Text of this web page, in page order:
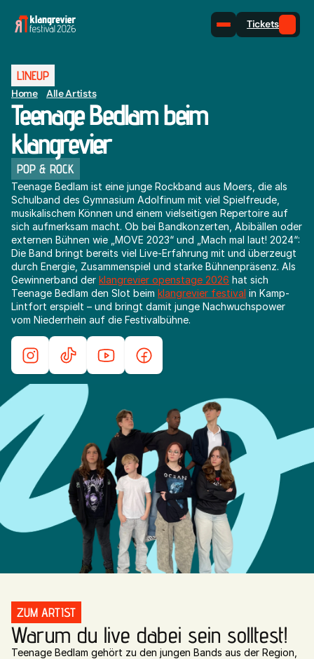
Tickets
LINEUP
Home Alle Artists
Teenage Bedlam beim
klangrevier
POP & ROCK
Teenage Bedlam ist eine junge Rockband aus Moers, die als
Schulband des Gymnasium Adolfinum mit viel Spielfreude,
musikalischem Können und einem vielseitigen Repertoire auf
sich aufmerksam macht. Ob bei Bandkonzerten, Abibällen oder
externen Bühnen wie „MOVE 2023“ und „Mach mal laut! 2024“:
Die Band bringt bereits viel Live-Erfahrung mit und überzeugt
durch Energie, Zusammenspiel und starke Bühnenpräsenz. Als
Gewinnerband der klangrevier openstage 2026 hat sich
Teenage Bedlam den Slot beim klangrevier festival in Kamp-
Lintfort erspielt – und bringt damit junge Nachwuchspower
vom Niederrhein auf die Festivalbühne.
ZUM ARTIST
Warum du live dabei sein solltest!
Teenage Bedlam gehört zu den jungen Bands aus der Region,